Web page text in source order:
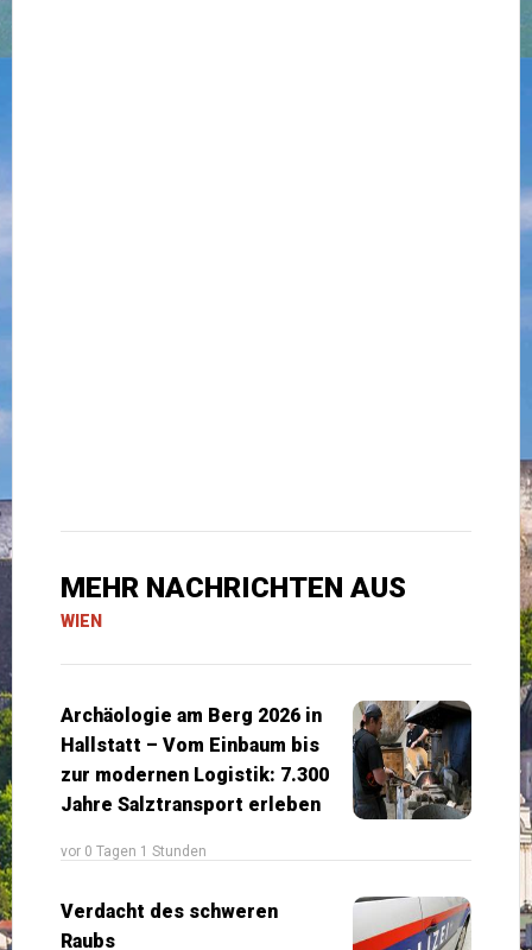
MEHR NACHRICHTEN AUS
WIEN
Archäologie am Berg 2026 in
Hallstatt – Vom Einbaum bis
zur modernen Logistik: 7.300
Jahre Salztransport erleben
vor 0 Tagen 1 Stunden
Verdacht des schweren
Raubs